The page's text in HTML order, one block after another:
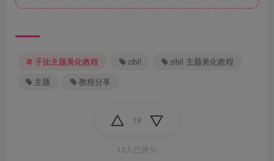
子比主题美化教程 zibll
zibll 主题美化教程
主题
教程分享
19
13人已评分